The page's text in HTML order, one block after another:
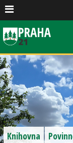
Knihovna